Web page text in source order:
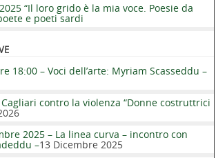
“Il loro grido è la mia voce. Poesie da
e poeti sardi
18:00 – Voci dell’arte: Myriam Scasseddu –
Cagliari contro la violenza “Donne costruttrici
2025 – La linea curva – incontro con
–13 Dicembre 2025